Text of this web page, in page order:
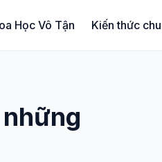
Học Vô Tận Kiến thức